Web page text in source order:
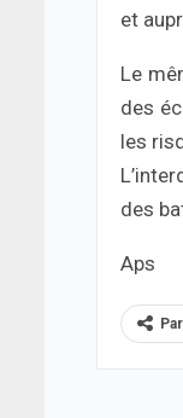
et
Le
des
les
des
Aps